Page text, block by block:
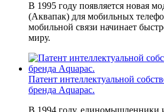
В 1995 году появляется новая
(Аквапак) для мобильных
мобильной связи начинает
миру.
Патент интеллектуальной
бренда Aquapac.
В 1994 году, единомышленники